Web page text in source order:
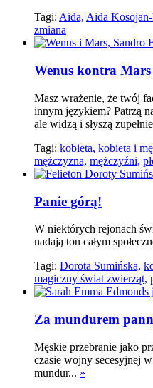
Tagi: Aida, Aida
zmiana
Wenus kontra Mars
Masz wrażenie, że twój
innym językiem? Patrzą
ale widzą i słyszą
Tagi: kobieta, kobieta i
mężczyzna, mężczyźni,
Panie górą!
W niektórych rejonach
nadają ton całym
Tagi: Dorota Sumińska,
magiczny świat zwierząt,
Za mundurem
Męskie przebranie jako
czasie wojny secesyjnej
mundur... »